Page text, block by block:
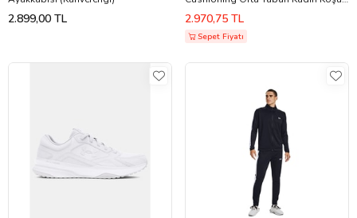
2.899,00 TL
& Antreman Spor Ayakkabısı ( Dar
Kalıp )
2.970,75 TL
Sepet Fiyatı